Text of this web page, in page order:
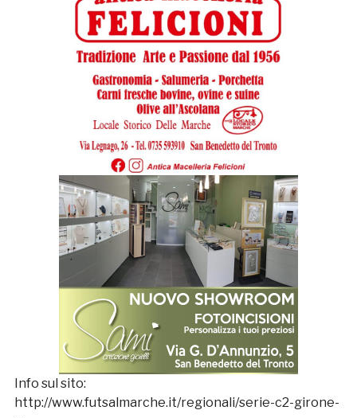
Info sul sito:
http://www.futsalmarche.it/regionali/serie-c2-girone-